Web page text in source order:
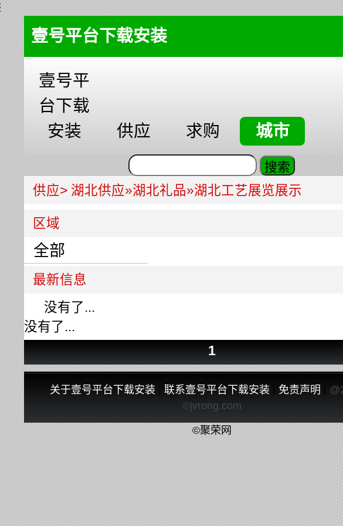
壹号平台下载安装
壹号平
台下载
安装
供应 求购 城市
供应> 湖北供应»湖北礼品»湖北工艺展览展示
区域
全部
最新信息
没有了...
没有了...
1
关于壹号平台下载安装 联系壹号平台下载安装 免责声明
©jvrong.com
©聚荣网